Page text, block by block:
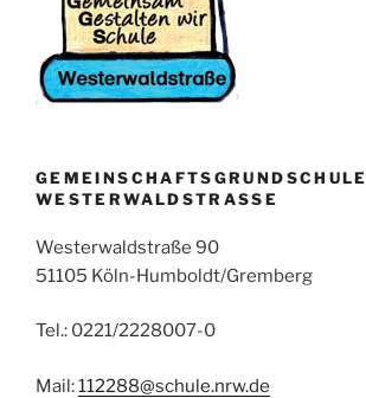
GEMEINSCHAFTSGRUNDSCHULE
WESTERWALDSTRASSE
Westerwaldstraße 90
51105 Köln-Humboldt/Gremberg
Tel.: 0221/2228007-0
Mail:112288@schule.nrw.de